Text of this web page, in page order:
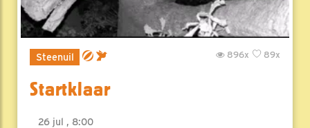
Steenuil 89x
896x
Startklaar
26 jul , 8:00